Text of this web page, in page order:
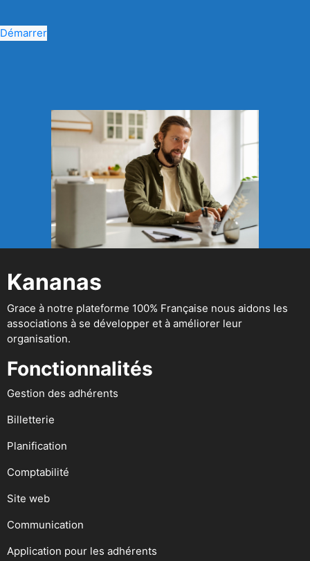
Démarrer
Kananas
Grace à notre plateforme 100% Française nous aidons les
associations à se développer et à améliorer leur
organisation.
Fonctionnalités
Gestion des adhérents
Billetterie
Planification
Comptabilité
Site web
Communication
Application pour les adhérents